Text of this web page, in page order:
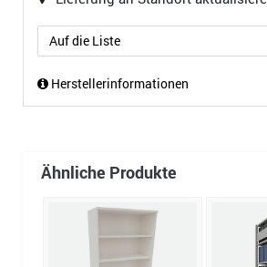
Auf die Liste
Herstellerinformationen
Ähnliche Produkte